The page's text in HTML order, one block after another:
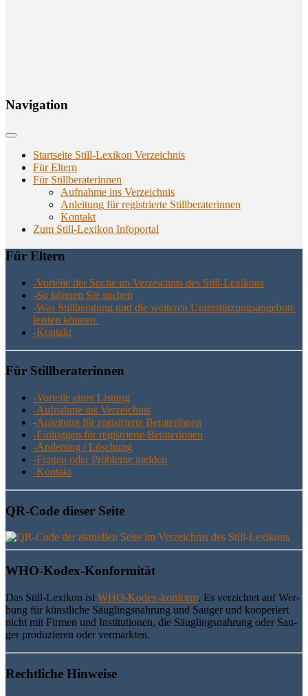
Navi­ga­ti­on
Startseite Still-Lexikon Verzeichnis
Für Eltern
Für Stillberaterinnen
Aufnahme ins Verzeichnis
Anlei­tung für regis­trier­te Stillberaterinnen
Kon­takt
Zum Still-Lexikon Infoportal
Für Eltern
-Vor­tei­le der Suche im Ver­zeich­nis des Still-Lexikons
-So kön­nen Sie suchen
-Was Still­be­ra­tung und die wei­te­ren Unter­stüt­zungs­an­ge­bo­te
leis­ten können
-Kon­takt
Für Still­be­ra­te­rin­nen
-Vor­tei­le einer Listung
-Auf­nah­me ins Verzeichnis
-Anlei­tung für regis­trier­te Beraterinnen
-Ein­log­gen für regis­trier­te Beraterinnen
-Ände­rung / Löschung
-Fra­gen oder Pro­ble­me melden
-Kon­takt
QR-Code die­ser Seite
WHO-Kodex-Kon­for­mi­tät
Das Still-Lexi­kon ist WHO-Kodex-kon­form. Es ver­zich­tet auf Wer­
bung für künst­li­che Säug­lings­nah­rung und Sau­ger und koope­riert
nicht mit Fir­men und Insti­tu­tio­nen, die Säug­lings­nah­rung oder Sau­
ger pro­du­zie­ren oder vermarkten.
Recht­li­che Hinweise